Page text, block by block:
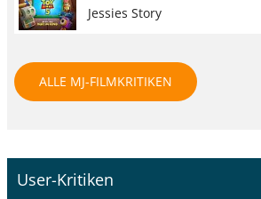
Jessies Story
ALLE MJ-FILMKRITIKEN
User-Kritiken